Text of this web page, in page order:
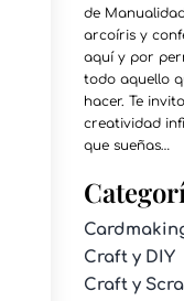
de
arcoíris y
aquí y por
todo aquello
hacer. Te
creatividad
que sueñas…
Craft y DIY
Craft y